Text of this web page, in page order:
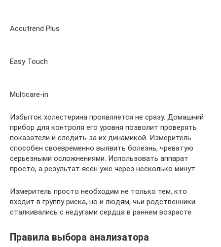
Accutrend Plus
Easy Touch
Multicare-in
Избыток холестерина проявляется не сразу. Домашний
прибор для контроля его уровня позволит проверять
показатели и следить за их динамикой. Измеритель
способен своевременно выявить болезнь, чреватую
серьезными осложнениями. Использовать аппарат
просто, а результат ясен уже через несколько минут.
Измеритель просто необходим не только тем, кто
входит в группу риска, но и людям, чьи родственники
сталкивались с недугами сердца в раннем возрасте.
Правила выбора анализатора